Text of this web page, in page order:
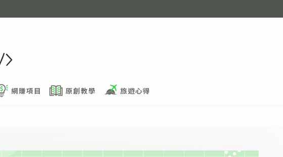
網賺項目 原創教學 旅遊心得